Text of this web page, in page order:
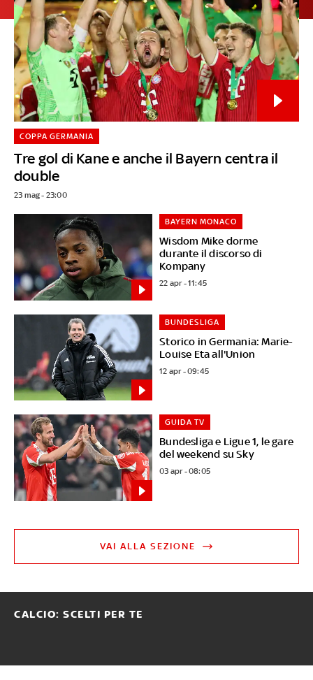
Tre gol di Kane e anche il Bayern centra il
double
COPPA GERMANIA
23 mag - 23:00
Wisdom Mike dorme
durante il discorso di
Kompany
BAYERN MONACO
22 apr - 11:45
Storico in Germania: Marie-
Louise Eta all'Union
BUNDESLIGA
12 apr - 09:45
Bundesliga e Ligue 1, le gare
del weekend su Sky
GUIDA TV
03 apr - 08:05
VAI ALLA SEZIONE
CALCIO: SCELTI PER TE